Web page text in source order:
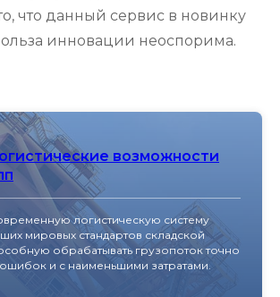
что данный сервис в новинку
инновации неоспорима.
возможности
логистическую систему
мировых стандартов складской
обрабатывать грузопоток точно
и с наименьшими затратами.